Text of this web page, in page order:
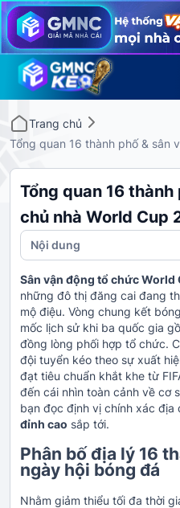
Trang chủ
Tổng quan 16 thành phố & sân
Tổng quan 16
chủ nhà World Cup
Nội dung
Sân vận động tổ chức World
những đô thị đăng cai đang
mộ điệu. Vòng chung kết
mốc lịch sử khi ba quốc gia
đồng lòng phối hợp tổ chức.
đội tuyển kéo theo sự xuất
đạt tiêu chuẩn khắt khe từ
đến cái nhìn toàn cảnh về cơ
bạn đọc định vị chính xác địa
đỉnh cao sắp tới.
Phân bố địa lý 16
ngày hội bóng đá
Nhằm giảm thiểu tối đa thời